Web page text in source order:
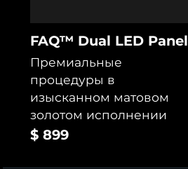
FAQ™ Dual LED Panel
Премиальные
процедуры в
изысканном матовом
золотом исполнении
$ 899